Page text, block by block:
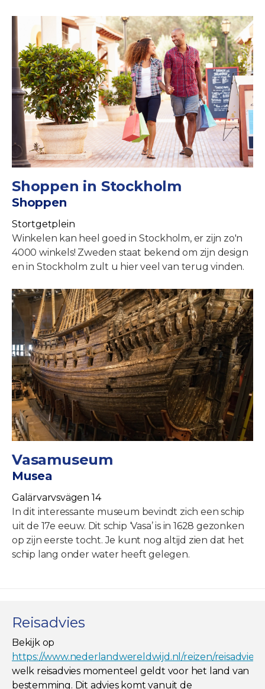
Shoppen in Stockholm
Shoppen
Stortgetplein
Winkelen kan heel goed in Stockholm, er zijn zo'n
4000 winkels! Zweden staat bekend om zijn design
en in Stockholm zult u hier veel van terug vinden.
Vasamuseum
Musea
Galärvarvsvägen 14
In dit interessante museum bevindt zich een schip
uit de 17e eeuw. Dit schip ‘Vasa’ is in 1628 gezonken
op zijn eerste tocht. Je kunt nog altijd zien dat het
schip lang onder water heeft gelegen.
Reisadvies
Bekijk op
https://www.nederlandwereldwijd.nl/reizen/
welk reisadvies momenteel geldt voor het land van
bestemming. Dit advies komt vanuit de